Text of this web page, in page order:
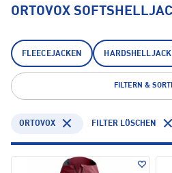
ORTOVOX
FLEECEJACKEN
FILTERN &
ORTOVOX FILTER LÖSCHEN